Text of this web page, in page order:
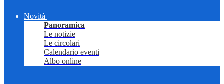
Novità
Panoramica
Le notizie
Le circolari
Calendario eventi
Albo online